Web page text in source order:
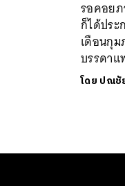
รอคอยภ
ก็ได้ประ
เดือนกุ
บรรดา
โดย ปณชั